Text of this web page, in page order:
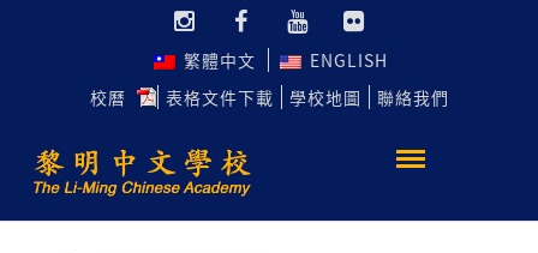
繁體中文
ENGLISH
校曆
表格文件下載 學校地圖 聯絡我們